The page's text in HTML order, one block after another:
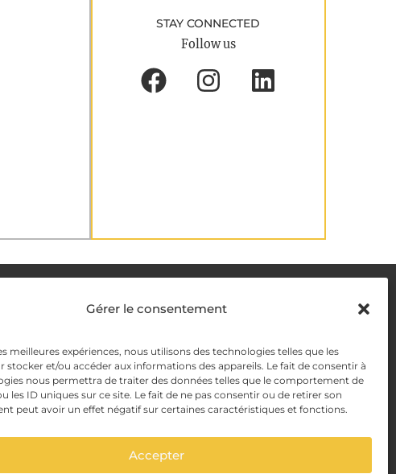
Gérer le consentement
meilleures expériences, nous utilisons des technologies telles que les
stocker et/ou accéder aux informations des appareils. Le fait de consentir à
nous permettra de traiter des données telles que le comportement de
les ID uniques sur ce site. Le fait de ne pas consentir ou de retirer son
peut avoir un effet négatif sur certaines caractéristiques et fonctions.
Accepter
STAY CONNECTED
Follow us
use
policy
Management
DELIVERY METHODS
PAYMENT METHODS